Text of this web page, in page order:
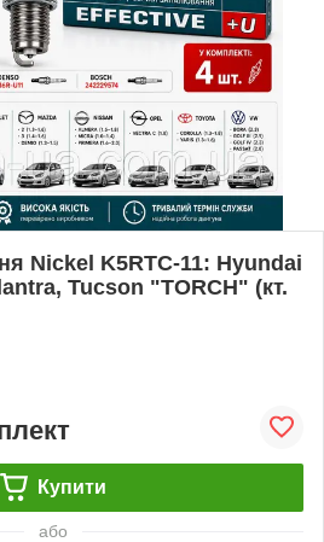
Nickel K5RTC-11: Hyundai
Tucson "TORCH" (кт.
Купити
або